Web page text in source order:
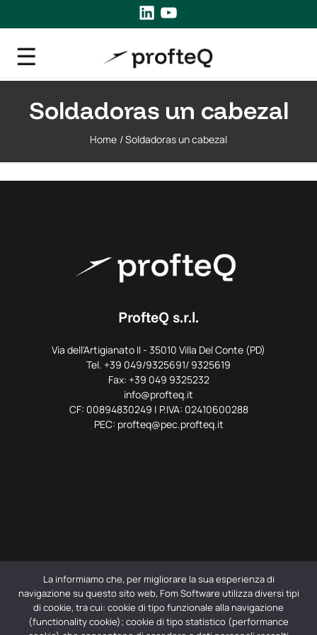
LinkedIn
YouTube
Soldadoras un cabezal
Home /Soldadoras un cabezal
ProfteQ s.r.l.
Via dell'Artigianato II - 35010 Villa Del Conte (PD)
Tel. +39 049/9325691/ 9325619
Fax: +39 049 9325232
info@profteq.it
CF: 00894830249 | P.IVA: 02410600288
PEC: profteq@pec.profteq.it
La informiamo che, per migliorare la sua esperienza di
navigazione su questo sito web, Fom Software utilizza diversi tipi
di cookie, tra cui: cookie di tipo funzionale alla navigazione
(functionality cookie); cookie di tipo statistico (performance